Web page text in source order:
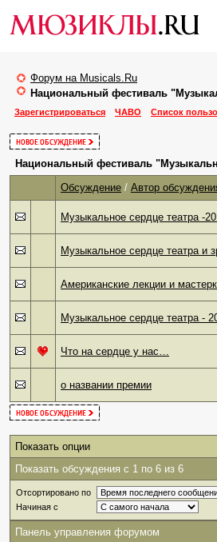
Форум на Musicals.Ru
Национальный фестиваль
Зарегистрироваться ЧАВО Список
Национальный фестиваль
Обсуждение / Автор
Музыкальное сердце театра -
Музыкальное сердце театра и
Американские лекции и
Музыкальное сердце театра -
Что на сердце у нас…
о названии премии
Показать опции
Показать обсуждения с 1 по 6 из 6
Отсортировано по
Начиная с
Панель управления форумом